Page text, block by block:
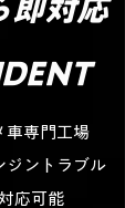
即対応
車専門工場
ジントラブル
応可能